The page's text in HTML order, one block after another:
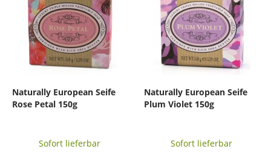
Naturally European Seife
Rose Petal 150g
Sofort lieferbar
Naturally European Seife
Plum Violet 150g
Sofort lieferbar